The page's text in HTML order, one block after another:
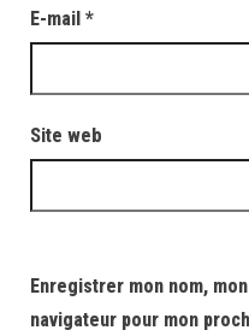
E-mail *
Site web
Enregistrer mon nom,
navigateur pour mon